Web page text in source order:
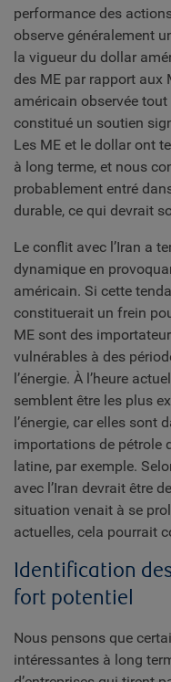
performance des
observe généralement
la vigueur du dollar
des ME par rapport aux
américain observée
constitué un soutien
Les ME et le dollar ont
à long terme, et nous
probablement entré
durable, ce qui devrait
Le conflit avec l’Iran a
dynamique en
américain. Si cette
constituerait un frein
ME sont des
vulnérables à des
l’énergie. À l’heure
semblent être les plus
l’énergie, car elles sont
importations de pétrole
latine, par exemple.
avec l’Iran devrait être
situation venait à se
actuelles, cela pourrait
Identification
fort potentiel
Nous pensons que
intéressantes à long